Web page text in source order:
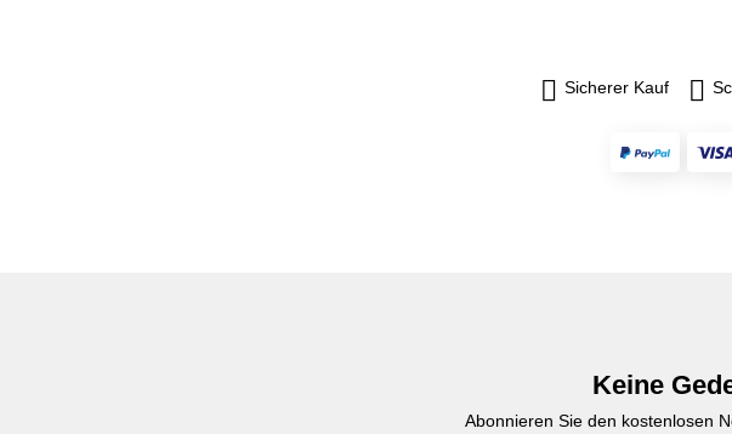
Sicherer Kauf
Keine
Abonnieren Sie den kostenlosen